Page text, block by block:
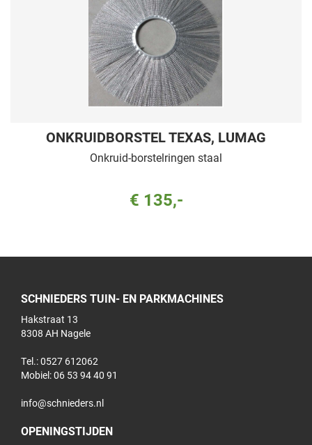
ONKRUIDBORSTEL TEXAS, LUMAG
Onkruid-borstelringen staal
€ 135,-
SCHNIEDERS TUIN- EN PARKMACHINES
Hakstraat 13
8308 AH Nagele
Tel.: 0527 612062
Mobiel:06 53 94 40 91
info@schnieders.nl
OPENINGSTIJDEN